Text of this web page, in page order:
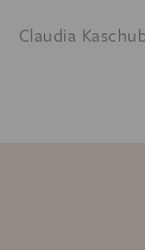
Claudia